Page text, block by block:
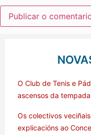
O Club de Tenis e
ascensos da
Os colectivos
explicacións ao